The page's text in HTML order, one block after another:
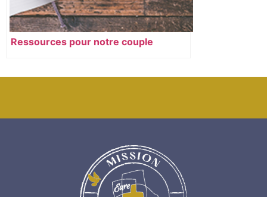
Ressources pour notre couple